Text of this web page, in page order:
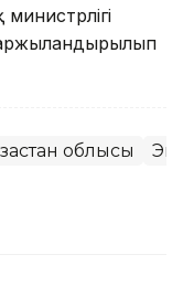
облысы